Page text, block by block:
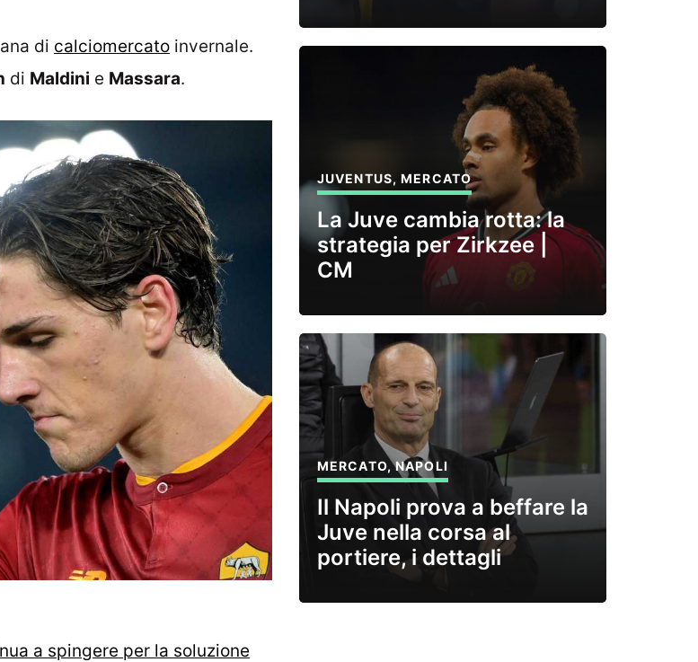
di calciomercato invernale.
di Maldini e Massara.
a spingere per la soluzione
JUVENTUS,MERCATO
La Juve cambia rotta: la
strategia per Zirkzee |
CM
MERCATO,NAPOLI
Il Napoli prova a beffare la
Juve nella corsa al
portiere, i dettagli